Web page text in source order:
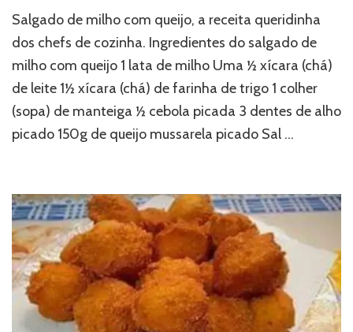
Salgado de milho com queijo, a receita queridinha
dos chefs de cozinha. Ingredientes do salgado de
milho com queijo 1 lata de milho Uma ½ xícara (chá)
de leite 1½ xícara (chá) de farinha de trigo 1 colher
(sopa) de manteiga ½ cebola picada 3 dentes de alho
picado 150g de queijo mussarela picado Sal …